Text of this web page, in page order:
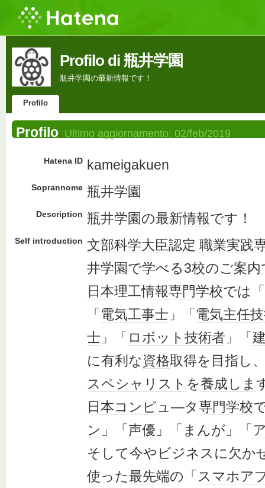
Profilo di 瓶井学園
瓶井学園の最新情報です！
Profilo
Profilo Ultimo aggiornamento: 02/feb/2019
Hatena ID kameigakuen
Soprannome 瓶井学園
Description 瓶井学園の最新情報です！
Self introduction 文部科学大臣認定 職業実践
井学園で学べる3校のご案内
日本理工情報専門学校では「
「 電気工事士 」「 電気主任
士 」「 ロボット 技術者 」「
に有利な資格取得を目指し
スペシャリスト を養成 しま
日本コンピュ―タ専門学校
ン 」「 声優 」「まんが」「
そして今や ビジネス に欠か
使った最先端の「 スマホア